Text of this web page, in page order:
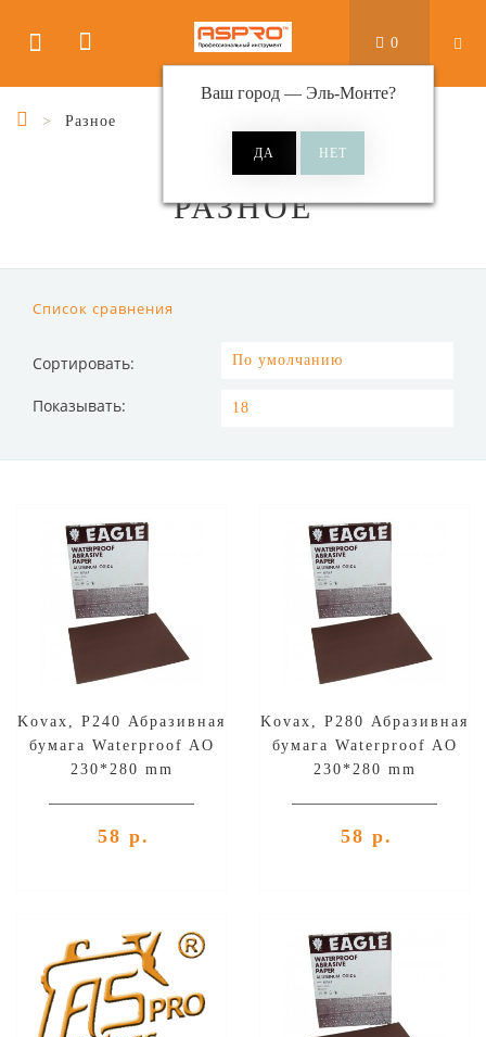
Ваш город — Эль-Монте?
0
Разное
РАЗНОЕ
Список сравнения
Сортировать:
Показывать:
Kovax, P240 Абразивная
бумага Waterproof AO
230*280 mm
58 р.
Kovax, P280 Абразивная
бумага Waterproof AO
230*280 mm
58 р.